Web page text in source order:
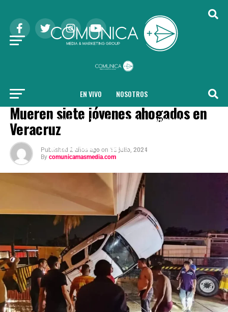
EN VIVO NOSOTROS
COMUNICA + NOTICIAS LOCAL NACIONAL
INTERNACIONAL SALUD TENDENCIAS
COMUNICA + NOTICIAS
Mueren siete jóvenes ahogados en
Veracruz
Published 2 años ago on 15 julio, 2024
By comunicamasmedia.com